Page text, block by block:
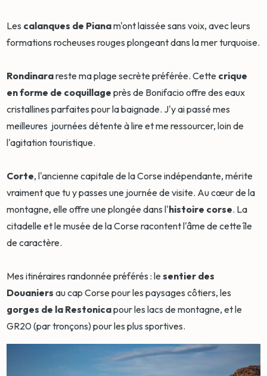
Les calanques de Pianam'ont laissée sans voix, avec leurs
formations rocheuses rouges plongeant dans la mer turquoise.
Rondinarareste ma plage secrète préférée. Cette crique
en forme de coquillage près de Bonifacio offre des eaux
cristallines parfaites pour la baignade. J'y ai passé mes
meilleures journées détente à lire et me ressourcer, loin de
l'agitation touristique.
Corte, l'ancienne capitale de la Corse indépendante, mérite
vraiment que tu y passes une journée de visite. Au cœur de la
montagne, elle offre une plongée dans l'histoire corse. La
citadelle et le musée de la Corse racontent l'âme de cette île
de caractère.
Mes itinéraires randonnée préférés : lesentier des
Douaniers au cap Corse pour les paysages côtiers, les
gorges de la Restonicapour les lacs de montagne, et le
GR20 (par tronçons) pour les plus sportives.